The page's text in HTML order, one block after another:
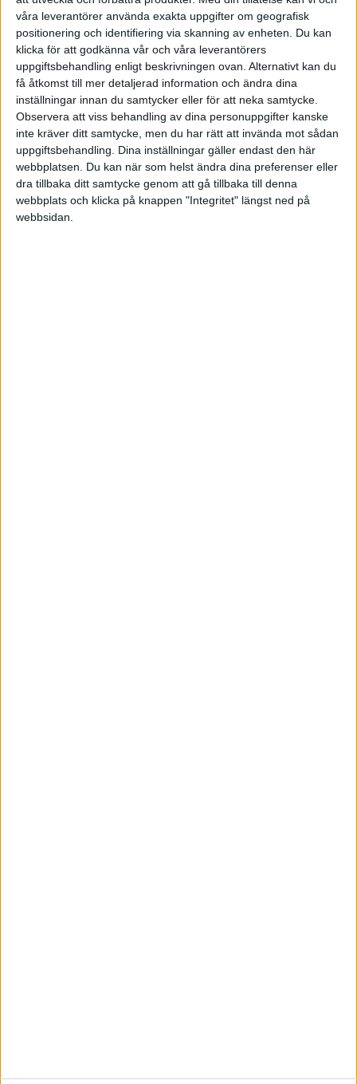
våra leverantörer använda exakta uppgifter om geografisk
positionering och identifiering via skanning av enheten. Du kan
klicka för att godkänna vår och våra leverantörers
uppgiftsbehandling enligt beskrivningen ovan. Alternativt kan du
få åtkomst till mer detaljerad information och ändra dina
inställningar innan du samtycker eller för att neka samtycke.
Observera att viss behandling av dina personuppgifter kanske
inte kräver ditt samtycke, men du har rätt att invända mot sådan
uppgiftsbehandling. Dina inställningar gäller endast den här
webbplatsen. Du kan när som helst ändra dina preferenser eller
dra tillbaka ditt samtycke genom att gå tillbaka till denna
webbplats och klicka på knappen "Integritet" längst ned på
webbsidan.
redovisningskonsult,, behöver jah
en aut. revisor...? Eller kan jagfortsätta ha en aut.
redovisningkonsult.
Första året hade jag en aut. revisor som kostade
mig sjutton. Andra året
hade jag redovisningskonsult o betydligt
billigare. Nu är 3:e året som jag ska
göra bokslut o är lite förvirrad i den frågan.
Bolagsverket snackar om gränsvärde i sina krav
på små bolag som jag
vet inte om man kan tilllämpa?!